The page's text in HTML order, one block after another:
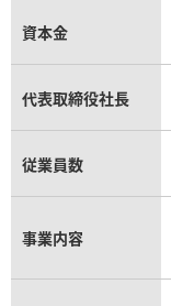
資本金
代表取締役社長
従業員数
事業内容